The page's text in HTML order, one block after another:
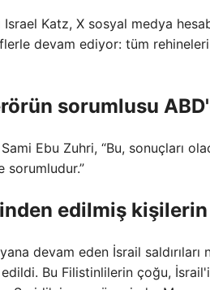
Israel Katz, X sosyal medya
devam ediyor: tüm
sorumlusu
Ebu Zuhri, “Bu, sonuçları
sorumludur.”
edilmiş kişilerin
devam eden İsrail
Bu Filistinlilerin çoğu,